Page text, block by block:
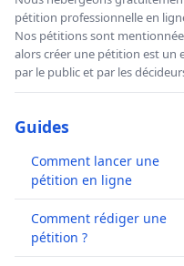
pétition professionnelle en
Nos pétitions sont
alors créer une pétition est un
par le public et par les
Guides
Comment lancer une
pétition en ligne
Comment rédiger une
pétition ?